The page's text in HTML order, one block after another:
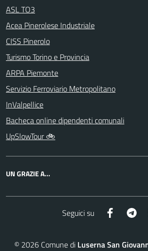
ASL TO3
Acea Pinerolese Industriale
CISS Pinerolo
Turismo Torino e Provincia
ARPA Piemonte
Servizio Ferroviario Metropolitano
InValpellice
Bacheca online dipendenti comunali
UpSlowTour 🚲
UN GRAZIE A...
Seguici su Facebook
© 2026Comune di Luserna San